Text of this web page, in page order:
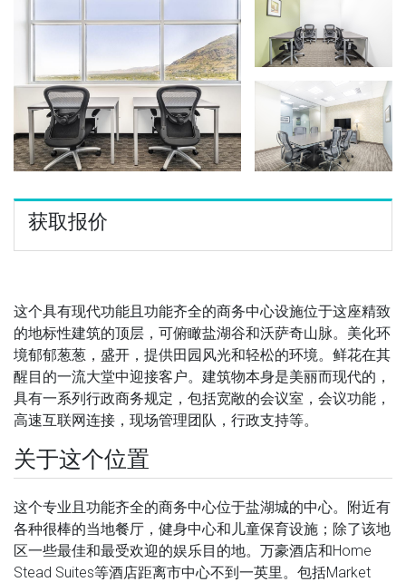
获取报价
这个具有现代功能且功能齐全的商务中心设施位于这座精致
的地标性建筑的顶层，可俯瞰盐湖谷和沃萨奇山脉。美化环
境郁郁葱葱，盛开，提供田园风光和轻松的环境。鲜花在其
醒目的一流大堂中迎接客户。建筑物本身是美丽而现代的，
具有一系列行政商务规定，包括宽敞的会议室，会议功能，
高速互联网连接，现场管理团队，行政支持等。
关于这个位置
这个专业且功能齐全的商务中心位于盐湖城的中心。附近有
各种很棒的当地餐厅，健身中心和儿童保育设施；除了该地
区一些最佳和最受欢迎的娱乐目的地。万豪酒店和Home
Stead Suites等酒店距离市中心不到一英里。包括Market